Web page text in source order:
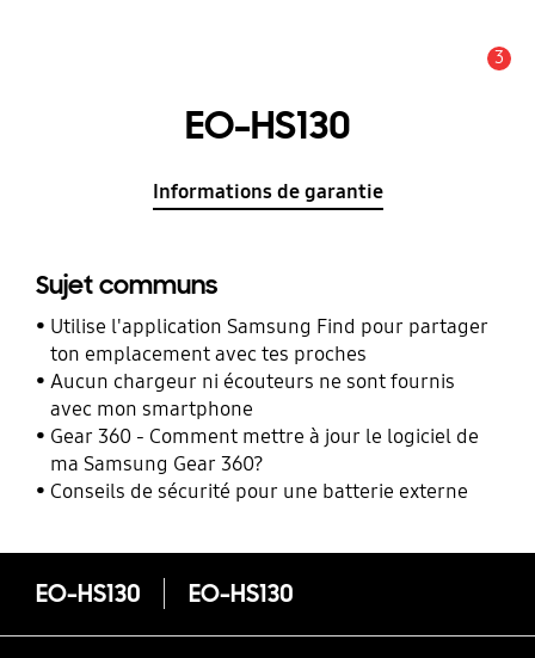
3
EO-HS130
Informations de garantie
Sujet communs
Utilise l'application Samsung Find pour partager
ton emplacement avec tes proches
Aucun chargeur ni écouteurs ne sont fournis
avec mon smartphone
Gear 360 - Comment mettre à jour le logiciel de
ma Samsung Gear 360?
Conseils de sécurité pour une batterie externe
EO-HS130 EO-HS130